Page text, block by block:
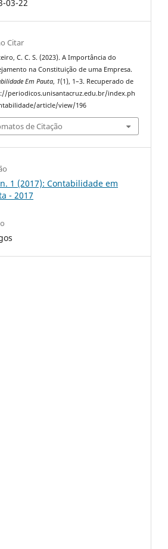
03-22
Citar
C. C. S. (2023). A Importância do
na Constituição de uma Empresa.
Em Pauta, 1(1), 1–3. Recuperado de
periodicos.unisantacruz.edu.br/index.ph
article/view/196
de Citação
1 (2017): Contabilidade em
- 2017